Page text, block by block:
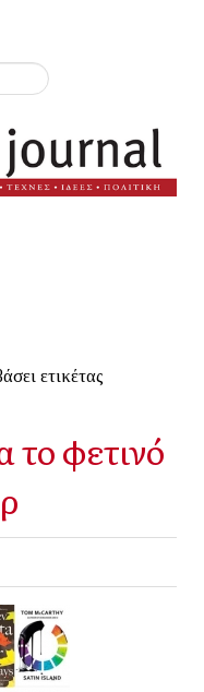
ετικέτας
το φετινό